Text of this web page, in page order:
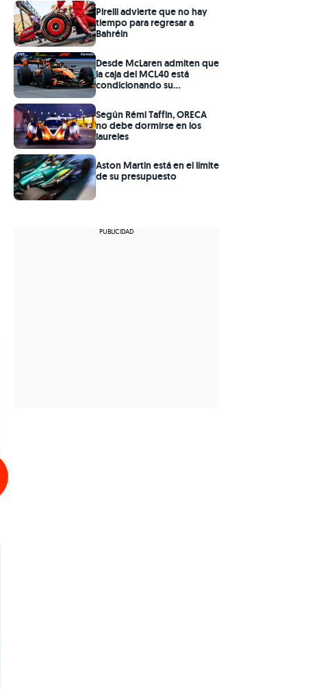
Pirelli advierte que no hay
tiempo para regresar a
Bahréin
Desde McLaren admiten que
la caja del MCL40 está
condicionando su
Según Rémi Taffin, ORECA
no debe dormirse en los
laureles
Aston Martin está en el límite
de su presupuesto